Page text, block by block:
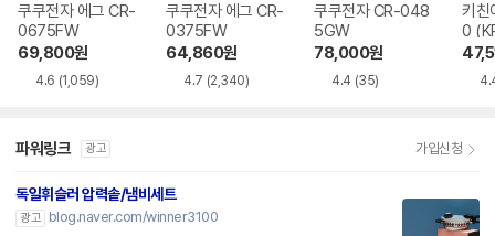
쿠쿠전자 에그 CR-
0675FW
69,800원
4.6 (1,059)
쿠쿠전자 에그 CR-
0375FW
64,860원
4.7 (2,340)
쿠쿠전자 CR-048
5GW
78,000원
4.4 (35)
키친
0
파워링크 광고 가입신청
독일휘슬러 압력솥/냄비세트
광고
blog.naver.com/winner3100